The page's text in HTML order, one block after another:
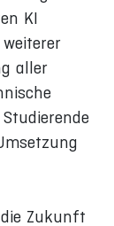
KI
aller
Zukunft